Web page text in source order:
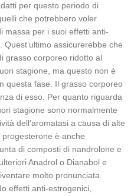
per questo periodo di
che potrebbero voler
massa per i suoi effetti anti-
assicurerebbe che
grasso corporeo ridotto al
stagione, ma questo non è
questa fase. Il grasso corporeo
di esso. Per quanto riguarda
stagione sono normalmente
dell’aromatasi a causa di alte
progesterone è anche
di composti di nandrolone e
Anadrol o Dianabol e
molto pronunciata.
effetti anti-estrogenici,